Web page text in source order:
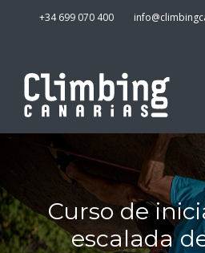
+34 699 070 400
Curso de
escalada